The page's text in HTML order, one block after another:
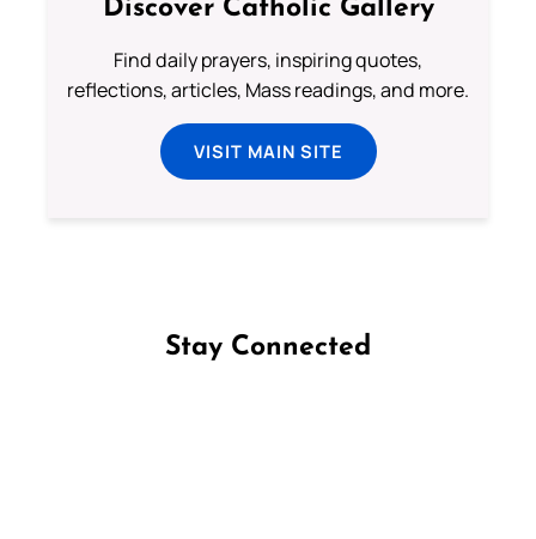
Discover Catholic Gallery
Find daily prayers, inspiring quotes,
reflections, articles, Mass readings, and more.
VISIT MAIN SITE
Stay Connected